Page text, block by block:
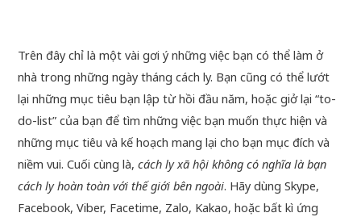
Trên đây chỉ là một vài gơi ý những việc bạn có thể làm ở
nhà trong những ngày tháng cách ly. Bạn cũng có thể lướt
lại những mục tiêu bạn lập từ hồi đầu năm, hoặc giở lại “to-
do-list” của bạn để tìm những việc bạn muốn thực hiện và
những mục tiêu và kế hoạch mang lại cho bạn mục đích và
niềm vui. Cuối cùng là,cách ly xã hội không có nghĩa là bạn
cách ly hoàn toàn với thế giới bên ngoài. Hãy dùng Skype,
Facebook, Viber, Facetime, Zalo, Kakao, hoặc bất kì ứng